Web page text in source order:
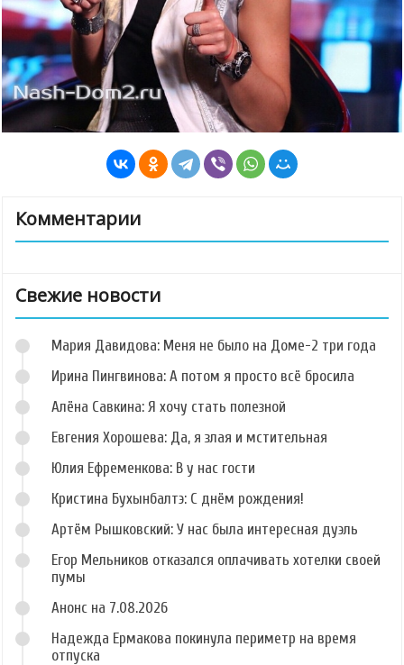
Комментарии
Свежие новости
Мария Давидова: Меня не было на Доме-2 три года
Ирина Пингвинова: А потом я просто всё бросила
Алёна Савкина: Я хочу стать полезной
Евгения Хорошева: Да, я злая и мстительная
Юлия Ефременкова: В у нас гости
Кристина Бухынбалтэ: С днём рождения!
Артём Рышковский: У нас была интересная дуэль
Егор Мельников отказался оплачивать хотелки своей
пумы
Анонс на 7.08.2026
Надежда Ермакова покинула периметр на время
отпуска